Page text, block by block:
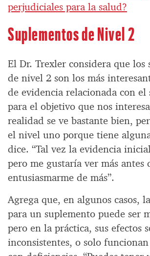
perjudiciales para la salud?
Suplementos de Nivel 2
El Dr. Trexler considera que los
de nivel 2 son los más
de evidencia relacionada con el
para el objetivo que nos
realidad se ve bastante bien,
el nivel uno porque tiene
dice. “Tal vez la evidencia
pero me gustaría ver más antes
entusiasmarme de más”.
Agrega que, en algunos casos,
para un suplemento puede ser
pero en la práctica, sus efectos
inconsistentes, o solo